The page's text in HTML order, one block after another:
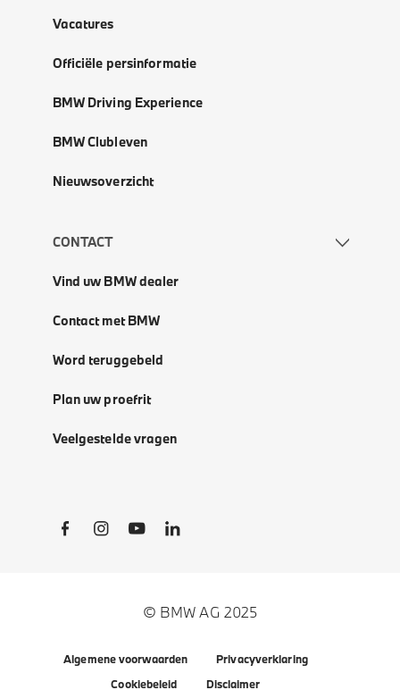
Vacatures
Officiële persinformatie
BMW Driving Experience
BMW Clubleven
Nieuwsoverzicht
CONTACT
Vind uw BMW dealer
Contact met BMW
Word teruggebeld
Plan uw proefrit
Veelgestelde vragen
Social Links
© BMW AG 2025
Algemene voorwaarden
Privacyverklaring
Cookiebeleid
Disclaimer